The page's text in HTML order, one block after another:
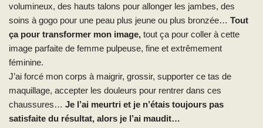
volumineux, des hauts talons pour allonger les jambes, des
soins à gogo pour une peau plus jeune ou plus bronzée… Tout
ça pour transformer mon image, tout ça pour coller à cette
image parfaite de femme pulpeuse, fine et extrêmement
féminine.
J’ai forcé mon corps à maigrir, grossir, supporter ce tas de
maquillage, accepter les douleurs pour rentrer dans ces
chaussures… Je l’ai meurtri et je n’étais toujours pas
satisfaite du résultat, alors je l’ai maudit…